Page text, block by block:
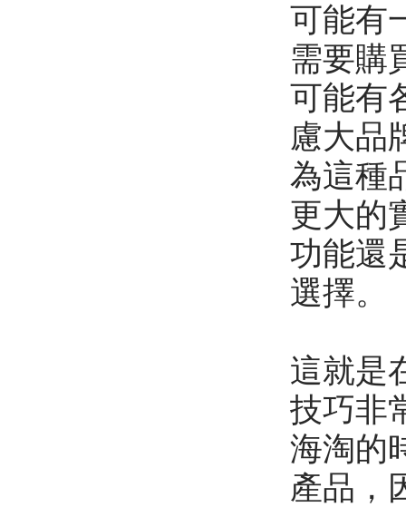
可能有
需要購
可能有
慮大品
為這種
更大的
功能還
選擇。
這就是
技巧非
海淘的
產品，